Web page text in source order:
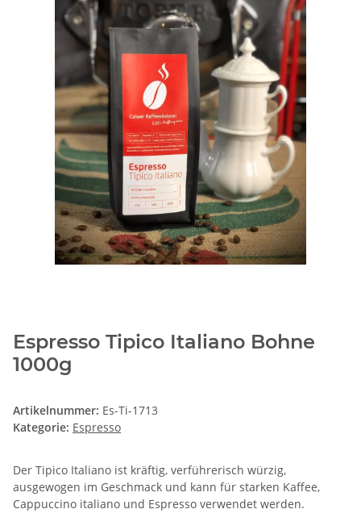
Espresso Tipico Italiano Bohne
1000g
Artikelnummer: Es-Ti-1713
Kategorie: Espresso
Der Tipico Italiano ist kräftig, verführerisch würzig,
ausgewogen im Geschmack und kann für starken Kaffee,
Cappuccino italiano und Espresso verwendet werden.